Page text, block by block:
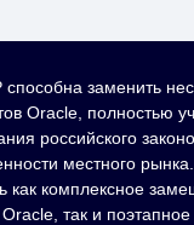
способна заменить
Oracle, полностью
российского
местного
как комплексное
так и